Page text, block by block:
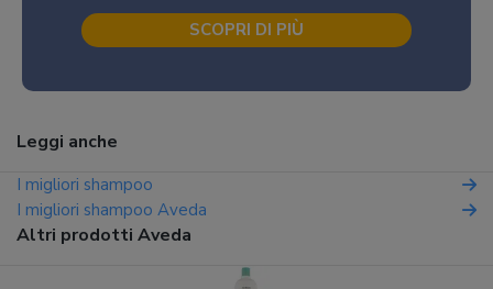
SCOPRI DI PIÙ
Leggi anche
I migliori shampoo
I migliori shampoo Aveda
Altri prodotti Aveda